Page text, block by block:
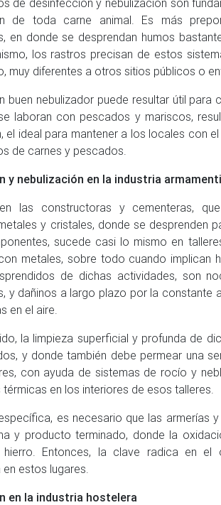
de toda carne animal. Es más
en donde se desprendan humos
los rastros precisan de estos
muy diferentes a otros sitios públicos o
buen nebulizador puede resultar útil
laboran con pescados y mariscos,
el ideal para mantener a los locales con
de carnes y pescados.
y nebulización en la industria
las constructoras y cementeras,
y cristales, donde se desprenden
sucede casi lo mismo en
metales, sobre todo cuando implican
de dichas actividades, son
y dañinos a largo plazo por la constante
en el aire.
la limpieza superficial y profunda de
y donde también debe permear una
con ayuda de sistemas de rocío y
en los interiores de esos talleres.
es necesario que las armerías
y producto terminado, donde la
Entonces, la clave radica en el
estos lugares.
en la industria hostelera